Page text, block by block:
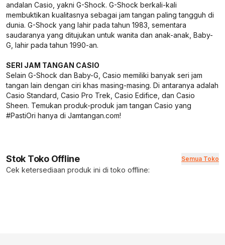
andalan Casio, yakni G-Shock. G-Shock berkali-kali
membuktikan kualitasnya sebagai jam tangan paling tangguh di
dunia. G-Shock yang lahir pada tahun 1983, sementara
saudaranya yang ditujukan untuk wanita dan anak-anak, Baby-
G, lahir pada tahun 1990-an.
SERI JAM TANGAN CASIO
Selain G-Shock dan Baby-G, Casio memiliki banyak seri jam
tangan lain dengan ciri khas masing-masing. Di antaranya adalah
Casio Standard, Casio Pro Trek, Casio Edifice, dan Casio
Sheen. Temukan produk-produk jam tangan Casio yang
#PastiOri hanya di Jamtangan.com!
Stok Toko Offline Semua Toko
Cek ketersediaan produk ini di toko offline: